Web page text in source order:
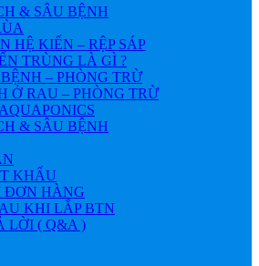
& SÂU BỆNH
HỆ KIẾN – RỆP SÁP
TRÙNG LÀ GÌ ?
– PHÒNG TRỪ
Ở RAU – PHÒNG TRỪ
& SÂU BỆNH
KHẨU
ĐƠN HÀNG
KHI LẮP BTN
LỜI ( Q&A )